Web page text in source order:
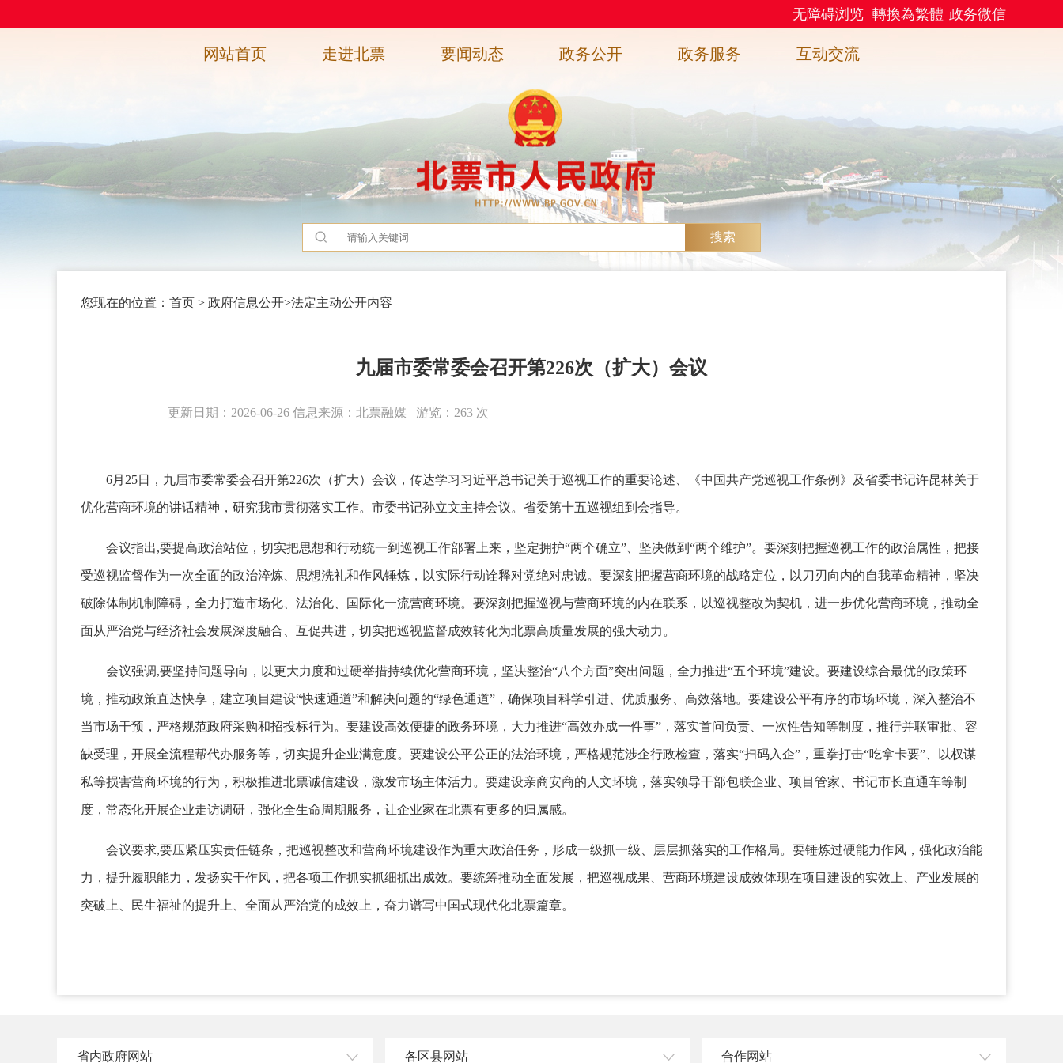
无障碍浏览 | 轉換為繁體 |政务微信
网站首页 走进北票 要闻动态 政务公开 政务服务 互动交流
搜索
您现在的位置： 首页 > 政府信息公开>法定主动公开内容
九届市委常委会召开第226次（扩大）会议
更新日期：2026-06-26 信息来源：北票融媒 游览： 263 次
6月25日，九届市委常委会召开第226次（扩大）会议，传达学习习近平总书记关于巡视工作的重要论述、《中国共产党巡视工作条例》及省委书记许昆林关于
优化营商环境的讲话精神，研究我市贯彻落实工作。市委书记孙立文主持会议。省委第十五巡视组到会指导。
会议指出,要提高政治站位，切实把思想和行动统一到巡视工作部署上来，坚定拥护“两个确立”、坚决做到“两个维护”。要深刻把握巡视工作的政治属性，把接
受巡视监督作为一次全面的政治淬炼、思想洗礼和作风锤炼，以实际行动诠释对党绝对忠诚。要深刻把握营商环境的战略定位，以刀刃向内的自我革命精神，坚决
破除体制机制障碍，全力打造市场化、法治化、国际化一流营商环境。要深刻把握巡视与营商环境的内在联系，以巡视整改为契机，进一步优化营商环境，推动全
面从严治党与经济社会发展深度融合、互促共进，切实把巡视监督成效转化为北票高质量发展的强大动力。
会议强调,要坚持问题导向，以更大力度和过硬举措持续优化营商环境，坚决整治“八个方面”突出问题，全力推进“五个环境”建设。要建设综合最优的政策环
境，推动政策直达快享，建立项目建设“快速通道”和解决问题的“绿色通道”，确保项目科学引进、优质服务、高效落地。要建设公平有序的市场环境，深入整治不
当市场干预，严格规范政府采购和招投标行为。要建设高效便捷的政务环境，大力推进“高效办成一件事”，落实首问负责、一次性告知等制度，推行并联审批、容
缺受理，开展全流程帮代办服务等，切实提升企业满意度。要建设公平公正的法治环境，严格规范涉企行政检查，落实“扫码入企”，重拳打击“吃拿卡要”、以权谋
私等损害营商环境的行为，积极推进北票诚信建设，激发市场主体活力。要建设亲商安商的人文环境，落实领导干部包联企业、项目管家、书记市长直通车等制
度，常态化开展企业走访调研，强化全生命周期服务，让企业家在北票有更多的归属感。
会议要求,要压紧压实责任链条，把巡视整改和营商环境建设作为重大政治任务，形成一级抓一级、层层抓落实的工作格局。要锤炼过硬能力作风，强化政治能
力，提升履职能力，发扬实干作风，把各项工作抓实抓细抓出成效。要统筹推动全面发展，把巡视成果、营商环境建设成效体现在项目建设的实效上、产业发展的
突破上、民生福祉的提升上、全面从严治党的成效上，奋力谱写中国式现代化北票篇章。
省内政府网站 各区县网站 合作网站